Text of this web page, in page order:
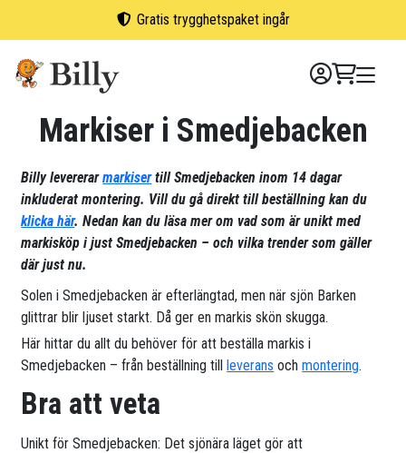
Gratis trygghetspaket ingår
Markiser i Smedjebacken
Billy levererarmarkisertill Smedjebacken inom 14 dagar
inkluderat montering. Vill du gå direkt till beställning kan du
klicka här. Nedan kan du läsa mer om vad som är unikt med
markisköp i just Smedjebacken – och vilka trender som gäller
där just nu.
Solen i Smedjebacken är efterlängtad, men när sjön Barken
glittrar blir ljuset starkt. Då ger en markis skön skugga.
Här hittar du allt du behöver för att beställa markis i
Smedjebacken – från beställning tillleverans ochmontering.
Bra att veta
Unikt för Smedjebacken: Det sjönära läget gör att